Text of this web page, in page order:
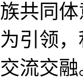
族共同
为引领
交流交